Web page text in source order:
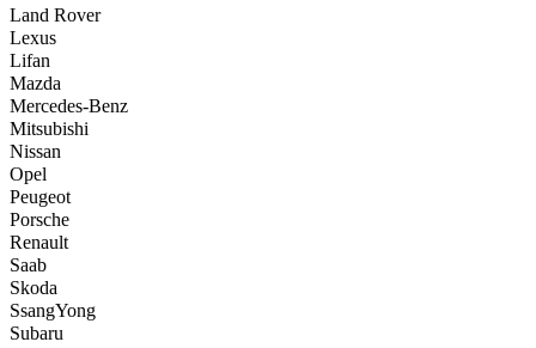
Land Rover
Lexus
Lifan
Mazda
Mercedes-Benz
Mitsubishi
Nissan
Opel
Peugeot
Porsche
Renault
Saab
Skoda
SsangYong
Subaru